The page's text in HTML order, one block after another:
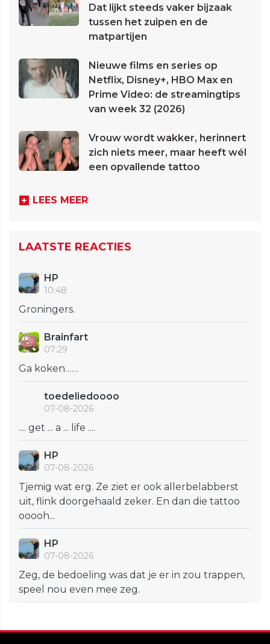
Dat lijkt steeds vaker bijzaak
tussen het zuipen en de
matpartijen
Nieuwe films en series op
Netflix, Disney+, HBO Max en
Prime Video: de streamingtips
van week 32 (2026)
Vrouw wordt wakker, herinnert
zich niets meer, maar heeft wél
een opvallende tattoo
LEES MEER
LAATSTE REACTIES
HP
10:48
Groningers.
Brainfart
07:29
Ga koken……
toedeliedoooo
07-08-2026
.... get ... a ... life ....
HP
07-08-2026
Tjemig wat erg. Ze ziet er ook allerbelabberst
uit, flink doorgehaald zeker. En dan die tattoo
ooooh...
HP
07-08-2026
Zeg, de bedoeling was dat je er in zou trappen,
speel nou even mee zeg.